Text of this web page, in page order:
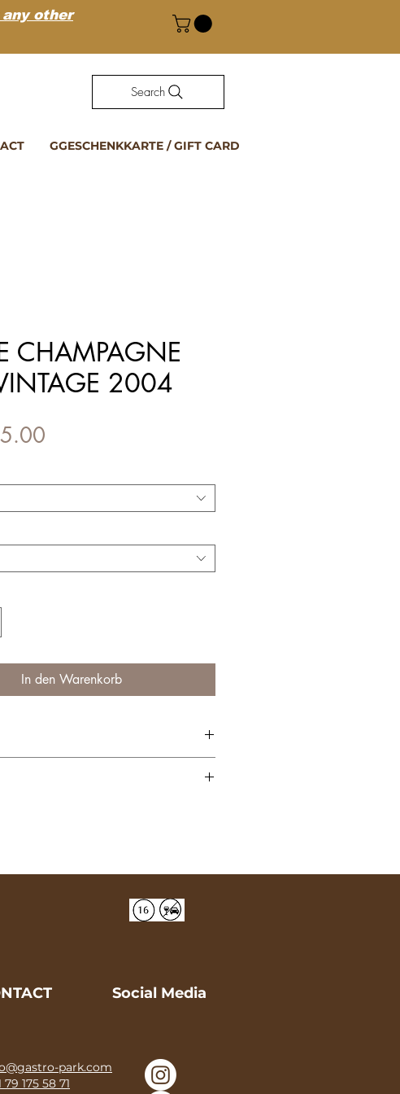
other
Search
GGESCHENKKARTE / GIFT CARD
CHAMPAGNE
2004
In den Warenkorb
Social Media
park.com
79 175 58 71